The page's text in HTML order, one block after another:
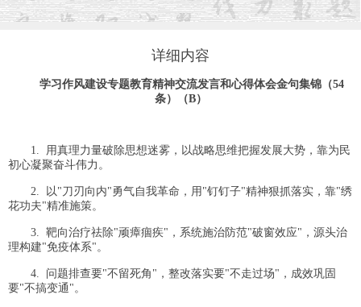
详细内容
学习作风建设专题教育精神交流发言和心得体会金句集锦（54
条）（B）
1. 用真理力量破除思想迷雾，以战略思维把握发展大势，靠为民
初心凝聚奋斗伟力。
2. 以"刀刃向内"勇气自我革命，用"钉钉子"精神狠抓落实，靠"绣
花功夫"精准施策。
3. 靶向治疗祛除"顽瘴痼疾"，系统施治防范"破窗效应"，源头治
理构建"免疫体系"。
4. 问题排查要"不留死角"，整改落实要"不走过场"，成效巩固
要"不搞变通"。